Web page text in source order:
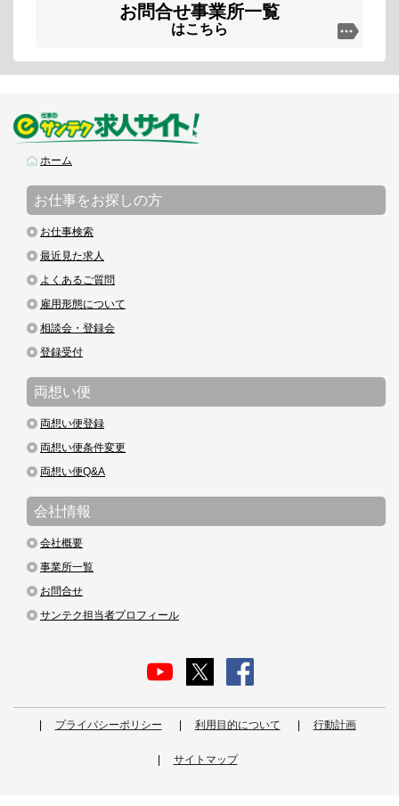
お問合せ事業所一覧
はこちら
ホーム
お仕事をお探しの方
お仕事検索
最近見た求人
よくあるご質問
雇用形態について
相談会・登録会
登録受付
両想い便
両想い便登録
両想い便条件変更
両想い便Q&A
会社情報
会社概要
事業所一覧
お問合せ
サンテク担当者プロフィール
プライバシーポリシー 利用目的について 行動計画
サイトマップ